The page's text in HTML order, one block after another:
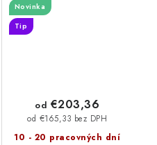
Novinka
Tip
10 - 20 pracovných dní
od €165,33 bez DPH
od €203,36